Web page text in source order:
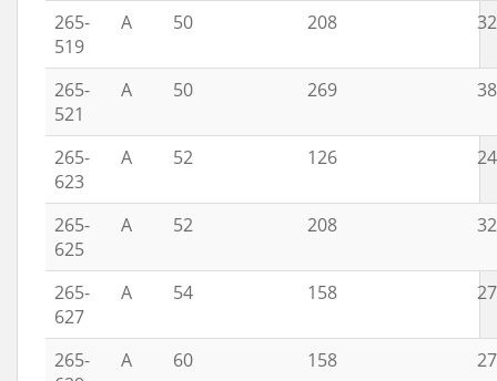
265-
519
A 50 208
265-
521
A 50 269
265-
623
A 52 126
265-
625
A 52 208
265-
627
A 54 158
265-
A 60 158